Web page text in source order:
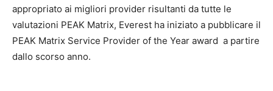
appropriato ai migliori provider risultanti da tutte le
valutazioni PEAK Matrix, Everest ha iniziato a pubblicare il
PEAK Matrix Service Provider of the Year award a partire
dallo scorso anno.